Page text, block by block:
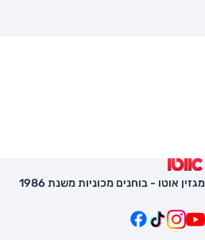
מגזין אוטו - בוחנים מכוניות משנת 1986